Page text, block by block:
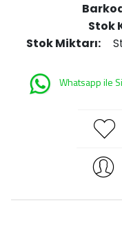
Stok
Stok Miktarı:
Whatsapp ile